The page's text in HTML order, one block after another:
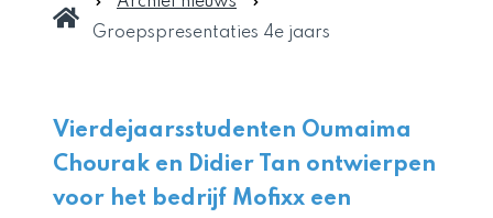
Groepspresentaties 4e jaars
Vierdejaarsstudenten Oumaima
Chourak en Didier Tan ontwierpen
voor het bedrijf Mofixx een